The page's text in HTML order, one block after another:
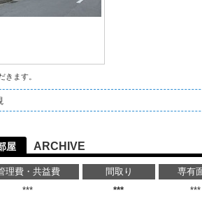
ます。
屋 ARCHIVE
理費・共益費 間取り 専有
*** *** ***